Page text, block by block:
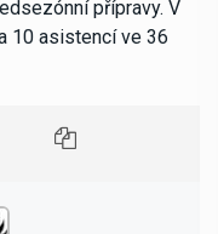
přípravy. V
10 asistencí ve 36